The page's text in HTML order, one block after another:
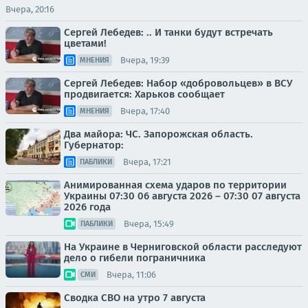
Вчера, 20:16
Сергей Лебедев: .. И танки будут встречать
цветами!
МНЕНИЯ Вчера, 19:39
Сергей Лебедев: Набор «добровольцев» в ВСУ
продвигается: Харьков сообщает
МНЕНИЯ Вчера, 17:40
Два майора: ЧС. Запорожская область.
Губернатор:
ПАБЛИКИ Вчера, 17:21
Анимированная схема ударов по территории
Украины 07:30 06 августа 2026 – 07:30 07 августа
2026 года
ПАБЛИКИ Вчера, 15:49
На Украине в Черниговской области расследуют
дело о гибели пограничника
СМИ Вчера, 11:06
Сводка СВО на утро 7 августа